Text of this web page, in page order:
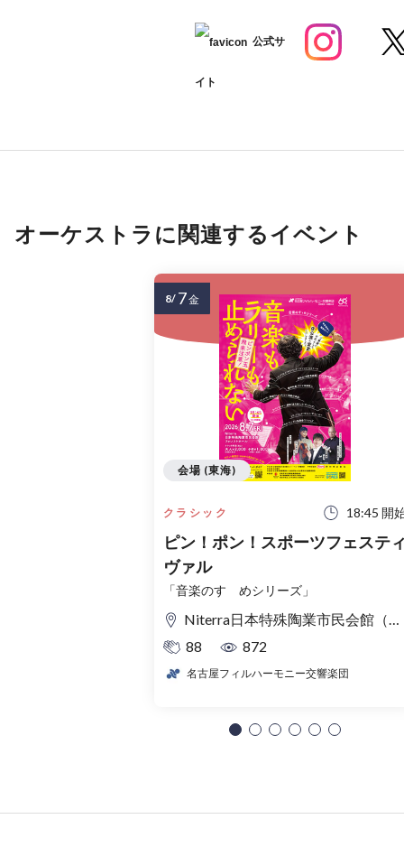
公式サ
イト
オーケストラに関連するイベント
クラシック 18:45 開
ピン！ポン！スポーツフェステ
ヴァル
「音楽のすゝめシリーズ」
Niterra日本特殊陶業市民会館（名古屋市民会館） フォレストホール
88
872
名古屋フィルハーモニー交響楽団
会場 (東海)
8/ 7金